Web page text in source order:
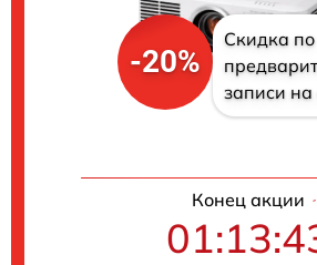
-20%
Скидка по
записи на
Конец акции